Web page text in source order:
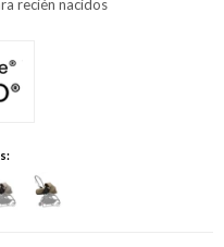
recién nacidos